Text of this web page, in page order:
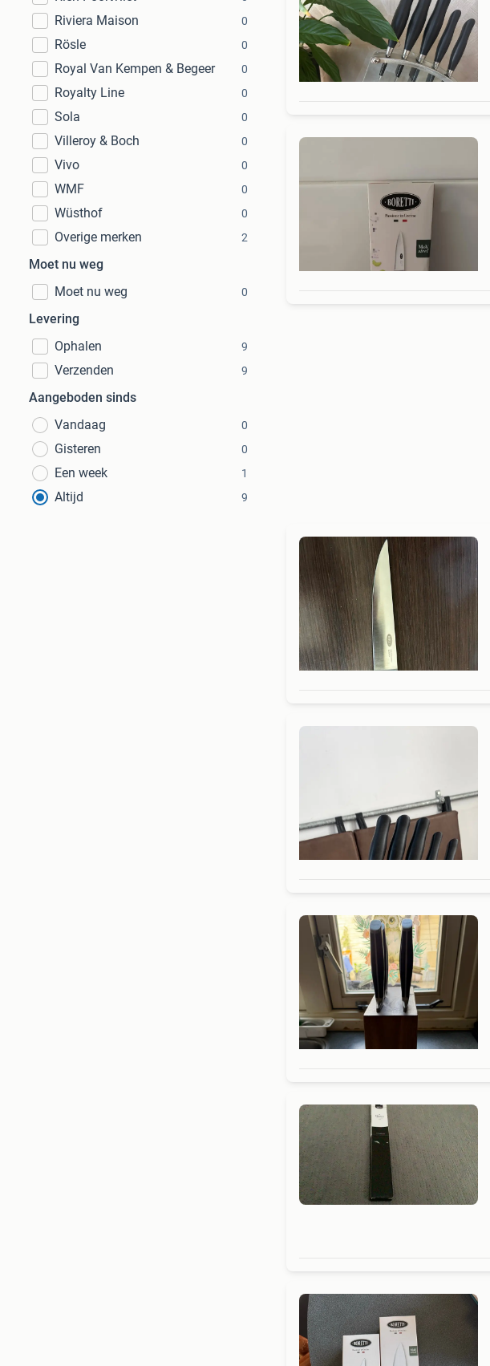
Riviera Maison 0
Rösle 0
Royal Van Kempen & Begeer 0
Royalty Line 0
Sola 0
Villeroy & Boch 0
Vivo 0
WMF 0
Wüsthof 0
Overige merken 2
Moet nu weg
Moet nu weg
0
Levering
Ophalen
9
Verzenden 9
Aangeboden sinds
Vandaag
0
Gisteren 0
Een week 1
Altijd 9